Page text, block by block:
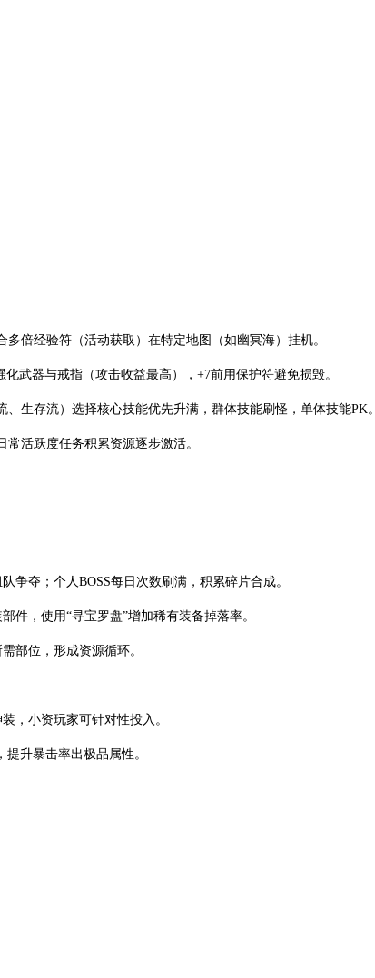
倍经验符（活动获取）在特定地图（如幽冥海）挂机。
武器与戒指（攻击收益最高），+7前用保护符避免损毁。
生存流）选择核心技能优先升满，群体技能刷怪，单体技能PK。
活跃度任务积累资源逐步激活。
争夺；个人BOSS每日次数刷满，积累碎片合成。
件，使用“寻宝罗盘”增加稀有装备掉落率。
部位，形成资源循环。
，小资玩家可针对性投入。
升暴击率出极品属性。